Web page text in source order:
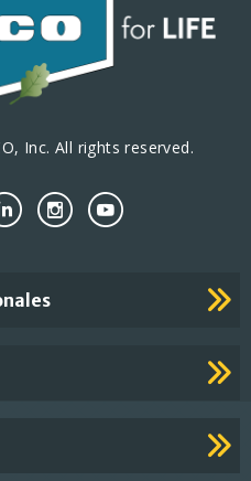
Inc. All rights reserved.